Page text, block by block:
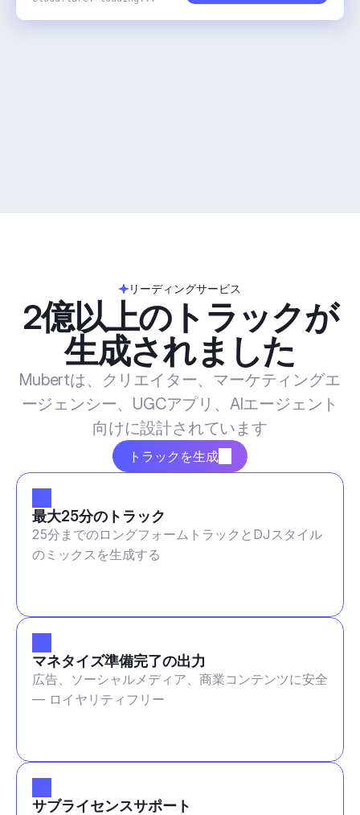
リーディングサービス
2億以上のトラックが
生成されました
Mubertは、クリエイター、マーケティングエ
ージェンシー、UGCアプリ、AIエージェント
向けに設計されています
トラックを生成
最大25分のトラック
25分までのロングフォームトラックとDJスタイル
のミックスを生成する
マネタイズ準備完了の出力
広告、ソーシャルメディア、商業コンテンツに安全
— ロイヤリティフリー
サブライセンスサポート